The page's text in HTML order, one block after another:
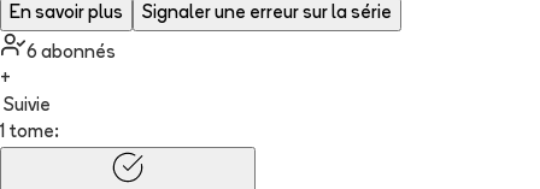
En savoir plus
Signaler une erreur sur la série
6 abonnés
+
Suivie
1 tome: